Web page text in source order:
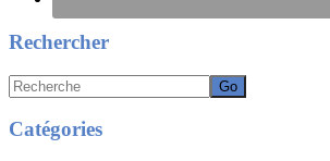
Rechercher
Recherche
Catégories